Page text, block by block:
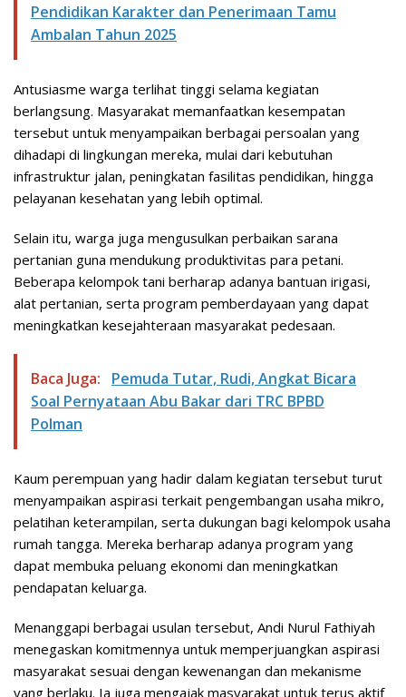
Pendidikan Karakter dan Penerimaan Tamu
Ambalan Tahun 2025
Antusiasme warga terlihat tinggi selama kegiatan
berlangsung. Masyarakat memanfaatkan kesempatan
tersebut untuk menyampaikan berbagai persoalan yang
dihadapi di lingkungan mereka, mulai dari kebutuhan
infrastruktur jalan, peningkatan fasilitas pendidikan, hingga
pelayanan kesehatan yang lebih optimal.
Selain itu, warga juga mengusulkan perbaikan sarana
pertanian guna mendukung produktivitas para petani.
Beberapa kelompok tani berharap adanya bantuan irigasi,
alat pertanian, serta program pemberdayaan yang dapat
meningkatkan kesejahteraan masyarakat pedesaan.
Baca Juga:
Pemuda Tutar, Rudi, Angkat Bicara
Soal Pernyataan Abu Bakar dari TRC BPBD
Polman
Kaum perempuan yang hadir dalam kegiatan tersebut turut
menyampaikan aspirasi terkait pengembangan usaha mikro,
pelatihan keterampilan, serta dukungan bagi kelompok usaha
rumah tangga. Mereka berharap adanya program yang
dapat membuka peluang ekonomi dan meningkatkan
pendapatan keluarga.
Menanggapi berbagai usulan tersebut, Andi Nurul Fathiyah
menegaskan komitmennya untuk memperjuangkan aspirasi
masyarakat sesuai dengan kewenangan dan mekanisme
yang berlaku. Ia juga mengajak masyarakat untuk terus aktif